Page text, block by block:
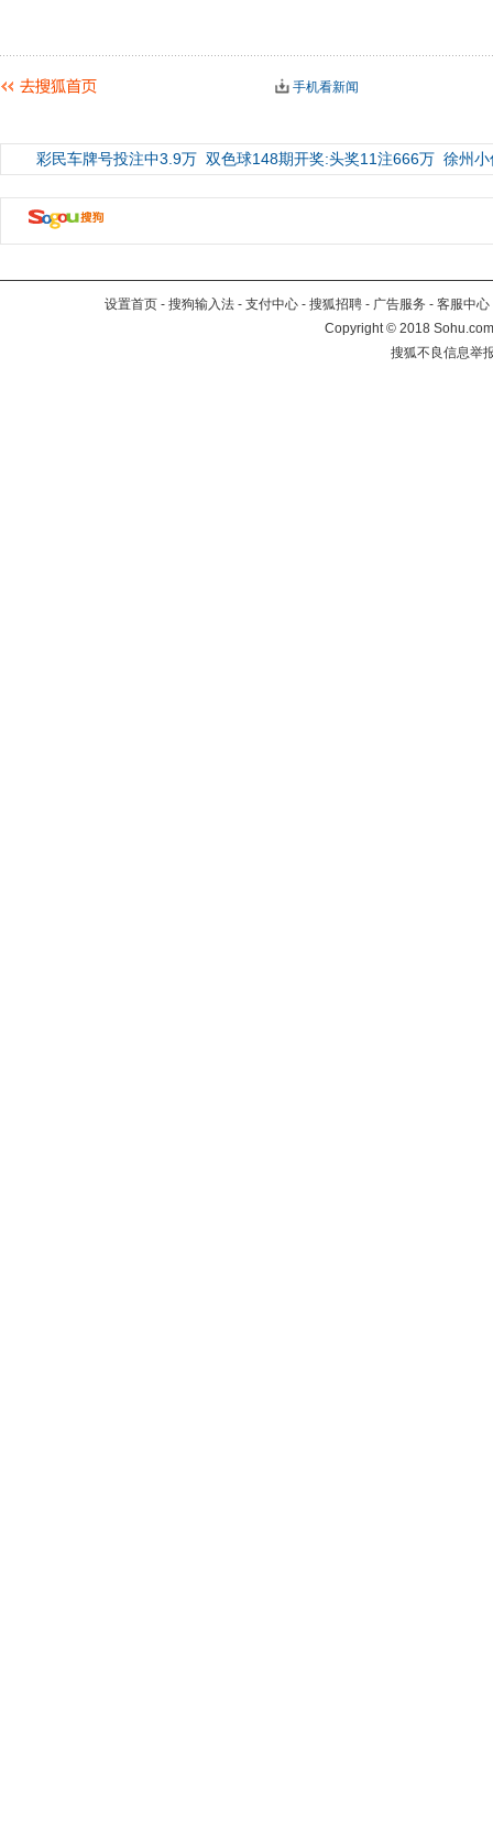
手机看新闻
彩民车牌号投注中3.9万 双色球148期开奖:头奖11注666万 徐州
设置首页 - 搜狗输入法 - 支付中心 - 搜狐招聘 - 广告服务 - 客服中心
Copyright©2018
搜狐不良信息举